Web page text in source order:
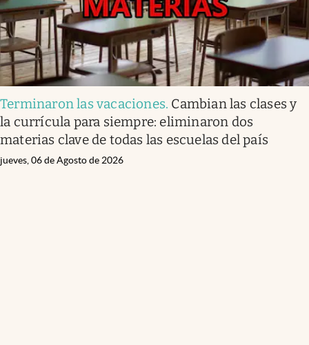
Terminaron las vacaciones. Cambian las clases y
la currícula para siempre: eliminaron dos
materias clave de todas las escuelas del país
jueves, 06 de Agosto de 2026